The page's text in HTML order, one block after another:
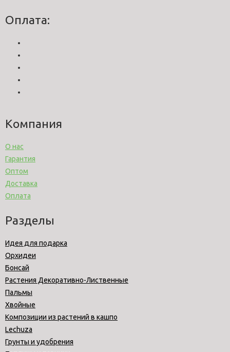
Оплата:
Компания
О нас
Гарантия
Оптом
Доставка
Оплата
Разделы
Идея для подарка
Орхидеи
Бонсай
Растения Декоративно-Лиственные
Пальмы
Хвойные
Композиции из растений в кашпо
Lechuza
Грунты и удобрения